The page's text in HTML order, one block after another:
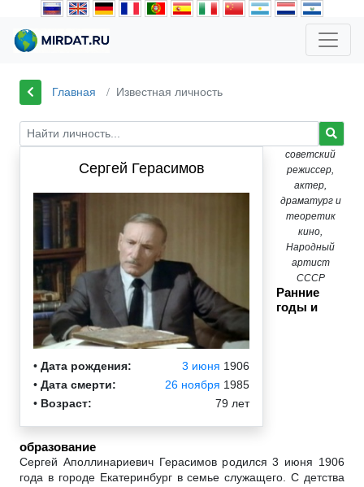
Главная Известная личность
Сергей Герасимов
• Дата рождения: 3 июня 1906
• Дата смерти: 26 ноября 1985
• Возраст: 79 лет
советский
режиссер,
актер,
драматург и
теоретик
кино,
Народный
артист
СССР
Ранние
годы и
образование
Сергей Аполлинариевич Герасимов родился 3 июня 1906
года в городе Екатеринбург в семье служащего. С детства